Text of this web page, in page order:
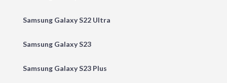
Samsung Galaxy S22 Ultra
Samsung Galaxy S23
Samsung Galaxy S23 Plus